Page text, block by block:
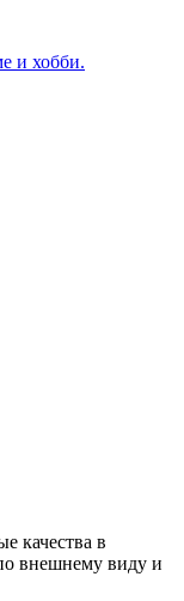
качества в
внешнему виду и